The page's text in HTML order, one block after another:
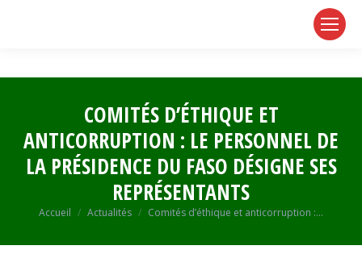
COMITÉS D’ÉTHIQUE ET
ANTICORRUPTION : LE PERSONNEL DE
LA PRÉSIDENCE DU FASO DÉSIGNE SES
REPRÉSENTANTS
Vous êtes ici :
Accueil Actualités Comités d’éthique et anticorruption :…